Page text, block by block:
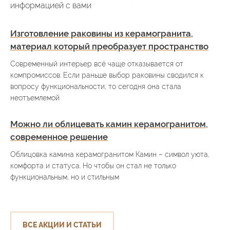
информацией с вами
Изготовление раковины из керамогранита,
материал который преобразует пространство
Современный интерьер всё чаще отказывается от
компромиссов. Если раньше выбор раковины сводился к
вопросу функциональности, то сегодня она стала
неотъемлемой
Можно ли облицевать камин керамогранитом,
современное решение
Облицовка камина керамогранитом Камин – символ уюта,
комфорта и статуса. Но чтобы он стал не только
функциональным, но и стильным
ВСЕ АКЦИИ И СТАТЬИ